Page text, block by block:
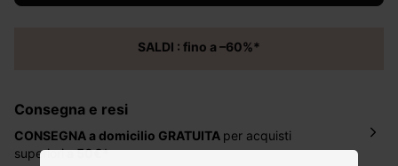
SALDI : fino a –60%*
Consegna e resi
CONSEGNA a domicilio GRATUITA per acquisti
superioria 50€*